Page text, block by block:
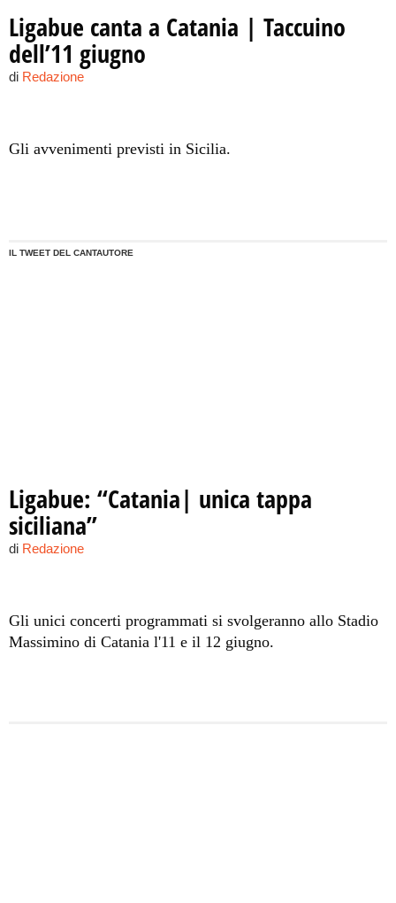
Ligabue canta a Catania | Taccuino
dell’11 giugno
di Redazione
Gli avvenimenti previsti in Sicilia.
IL TWEET DEL CANTAUTORE
Ligabue: “Catania| unica tappa
siciliana”
di Redazione
Gli unici concerti programmati si svolgeranno allo Stadio
Massimino di Catania l'11 e il 12 giugno.